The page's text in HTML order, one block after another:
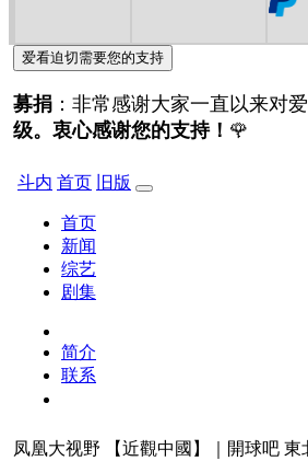
爱看迫切需要您的支持
募捐 ：非常感谢大家一直以来对
级。衷心感谢您的支持！ 🌹
斗内 首页 旧版
首页
新闻
综艺
剧集
简介
联系
凤凰大视野 【近觀中國】｜開球吧